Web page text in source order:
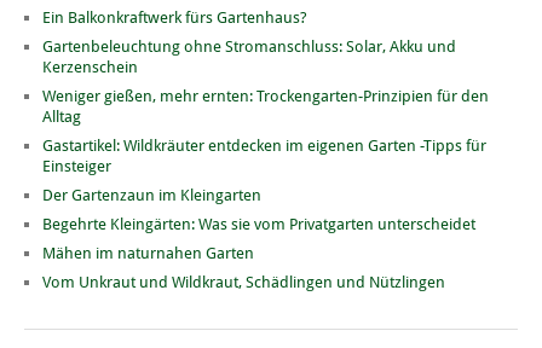
Ein Balkonkraftwerk fürs Gartenhaus?
Gartenbeleuchtung ohne Stromanschluss: Solar, Akku und
Kerzenschein
Weniger gießen, mehr ernten: Trockengarten-Prinzipien für den
Alltag
Gastartikel: Wildkräuter entdecken im eigenen Garten -Tipps für
Einsteiger
Der Gartenzaun im Kleingarten
Begehrte Kleingärten: Was sie vom Privatgarten unterscheidet
Mähen im naturnahen Garten
Vom Unkraut und Wildkraut, Schädlingen und Nützlingen